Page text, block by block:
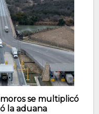
se multiplicó
la aduana